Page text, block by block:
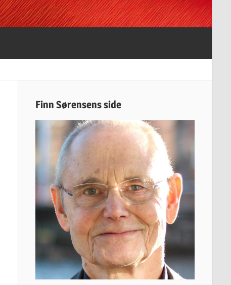
Finn Sørensens side